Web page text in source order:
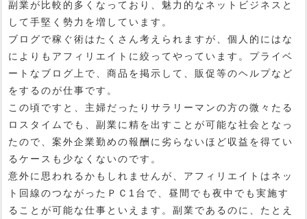
副業が比較的多くなっており、魅力的なネットビジネスと
して手堅く勢力を増しています。
ブログで稼ぐ術はたくさん考えられますが、個人的にはな
によりもアフィリエイトに絞ってやっています。プライベ
ートなブログ上で、商品を掲示して、販促等のヘルプなど
をするのが仕事です。
この頃ですと、主婦だったりサラリーマンの方の微々たる
ロスタイムでも、副業に精を出すことが可能な社会となっ
たので、案外企業勤めの報酬に劣らないほど収益を得てい
るケースも少なくないのです。
意外に思われるかもしれませんが、アフィリエイトはネッ
ト回線のつながったＰＣ1台で、昼間でも夜中でも実施す
ることが可能な仕事といえます。副業であるのに、たとえ